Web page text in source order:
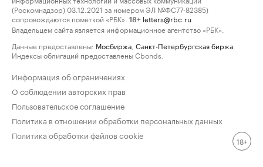
(Роскомнадзор) 03.12.2021 за номером ЭЛ №ФС77-82385)
сопровождаются пометкой «РБК».
18+ letters@rbc.ru
Владельцем сайта является информационное агентство «РБК».
Данные предоставлены: Мосбиржа Санкт-Петербургская биржа
Индексы облигаций предоставлены Cbonds.
Информация об ограничениях
О соблюдении авторских прав
Пользовательское соглашение
Политика в отношении обработки персональных данных
Политика обработки файлов cookie
18+